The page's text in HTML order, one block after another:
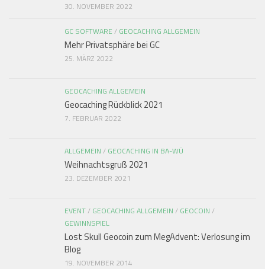
30. NOVEMBER 2022
GC SOFTWARE / GEOCACHING ALLGEMEIN
Mehr Privatsphäre bei GC
25. MÄRZ 2022
GEOCACHING ALLGEMEIN
Geocaching Rückblick 2021
7. FEBRUAR 2022
ALLGEMEIN / GEOCACHING IN BA-WÜ
Weihnachtsgruß 2021
23. DEZEMBER 2021
EVENT/ GEOCACHING ALLGEMEIN / GEOCOIN /
GEWINNSPIEL
Lost Skull Geocoin zum MegAdvent: Verlosung im
Blog
19. NOVEMBER 2014